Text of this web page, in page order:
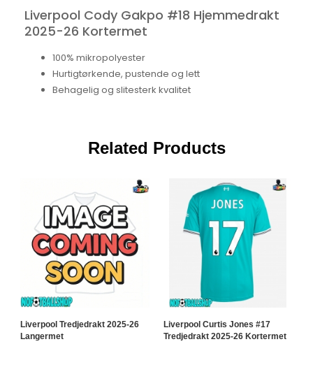
Liverpool Cody Gakpo #18 Hjemmedrakt
2025-26 Kortermet
100% mikropolyester
Hurtigtørkende, pustende og lett
Behagelig og slitesterk kvalitet
Related Products
Liverpool Tredjedrakt 2025-26
Langermet
Liverpool Curtis Jones #17
Tredjedrakt 2025-26 Kortermet